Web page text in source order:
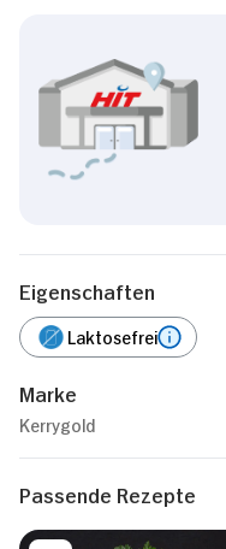
Eigenschaften
Laktosefrei
Marke
Kerrygold
Passende Rezepte